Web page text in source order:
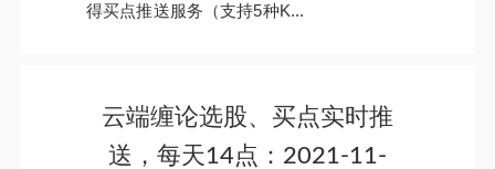
得买点推送服务（支持5种K...
云端缠论选股、买点实时推
送，每天14点：2021-11-